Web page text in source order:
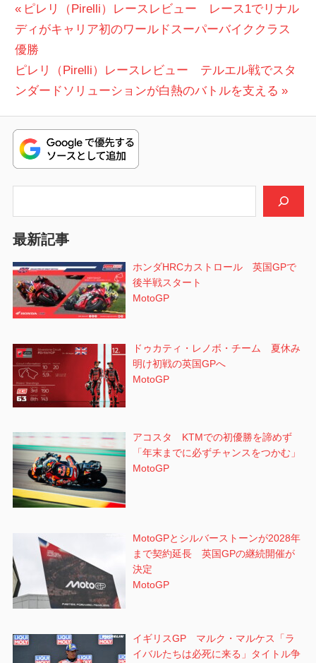
投
稿
ナ
ビ
ゲ
ー
ン
前
の
投
稿:
ピレリ（Pirelli）レースレビュー レース1でリナル
ディがキャリア初のワールドスーパーバイククラス
優勝
次
の
稿:
ピレリ（Pirelli）レースレビュー テルエル戦でスタ
ンダードソリューションが白熱のバトルを支える
最新記事
ホンダHRCカストロール 英国GPで
後半戦スタート
MotoGP
ドゥカティ・レノボ・チーム 夏休み
明け初戦の英国GPへ
MotoGP
アコスタ KTMでの初優勝を諦めず
「年末までに必ずチャンスをつかむ」
MotoGP
MotoGPとシルバーストーンが2028年
まで契約延長 英国GPの継続開催が
決定
MotoGP
イギリスGP マルク・マルケス「ラ
イバルたちは必死に来る」タイトル争